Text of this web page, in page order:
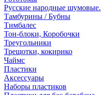
Русские народные шумовые.
Тамбурины / Бубны
Тимбалес
Тон-блоки, Коробочки
Треугольники
Трещотки, кокирико
Чаймс
Пластики
Аксессуары
Наборы пластиков